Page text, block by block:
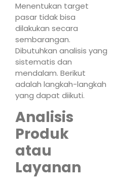
Menentukan target
pasar tidak bisa
dilakukan secara
sembarangan.
Dibutuhkan analisis yang
sistematis dan
mendalam. Berikut
adalah langkah-langkah
yang dapat diikuti.
Analisis
Produk
atau
Layanan